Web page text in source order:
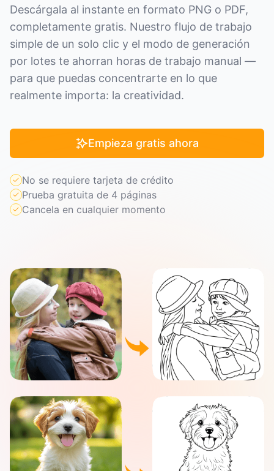
Descárgala al instante en formato PNG o PDF,
completamente gratis. Nuestro flujo de trabajo
simple de un solo clic y el modo de generación
por lotes te ahorran horas de trabajo manual —
para que puedas concentrarte en lo que
realmente importa: la creatividad.
Empieza gratis ahora
No se requiere tarjeta de crédito
Prueba gratuita de 4 páginas
Cancela en cualquier momento